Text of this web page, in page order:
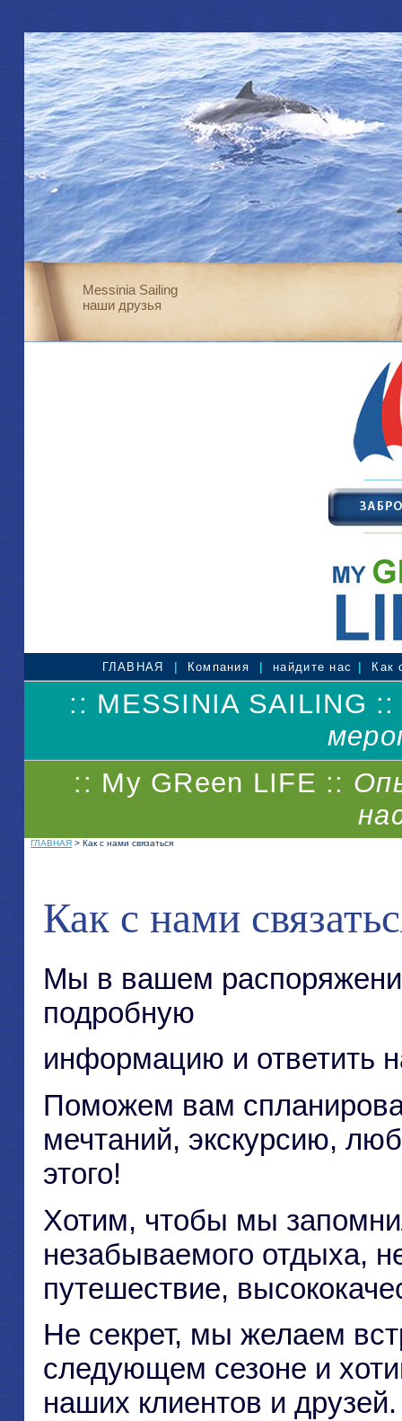
Messinia Sailing
наши друзья
ГЛАВНАЯ | Компания | найдите нас | Как
:: MESSINIA SAILING
:: My GReen LIFE ::
ГЛАВНАЯ > Как с нами связаться
Как с нами
Мы в вашем
подробную
информацию и ответить
Поможем вам
мечтаний, экскурсию,
этого!
Хотим, чтобы мы
незабываемого отдыха,
путешествие,
Не секрет, мы желаем
следующем сезоне и
наших клиентов и друзей.